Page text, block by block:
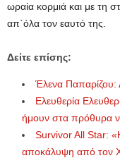
ωραία κορμιά και με τη
απ΄όλα τον εαυτό της.
Δείτε επίσης:
Έλενα Παπαρίζου:
Ελευθερία
ήμουν στα πρόθυρα
Survivor All Star:
αποκάλυψη από τον